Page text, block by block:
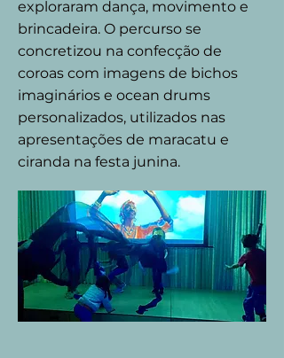
exploraram dança, movimento e
brincadeira. O percurso se
concretizou na confecção de
coroas com imagens de bichos
imaginários e ocean drums
personalizados, utilizados nas
apresentações de maracatu e
ciranda na festa junina.